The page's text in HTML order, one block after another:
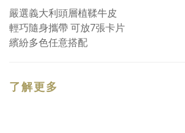
嚴選義大利頭層植鞣牛皮
輕巧隨身攜帶 可放7張卡片
繽紛多色任意搭配
了解更多